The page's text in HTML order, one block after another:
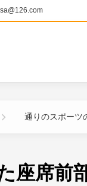
通りのスポーツ
座席前